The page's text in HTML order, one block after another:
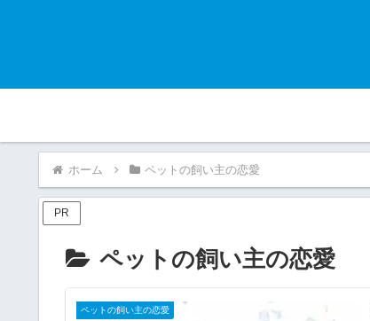
ホーム ペットの飼い主の恋愛
PR
ペットの飼い主の恋愛
ペットの飼い主の恋愛